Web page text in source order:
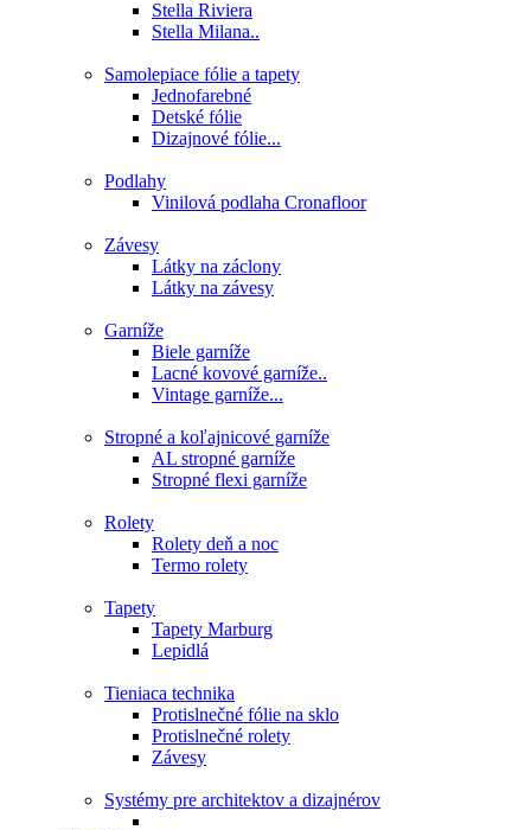
Stella Riviera
Stella Milana..
Samolepiace fólie a tapety
Jednofarebné
Detské fólie
Dizajnové fólie...
Podlahy
Vinilová podlaha Cronafloor
Závesy
Látky na záclony
Látky na závesy
Garníže
Biele garníže
Lacné kovové garníže..
Vintage garníže...
Stropné a koľajnicové garníže
AL stropné garníže
Stropné flexi garníže
Rolety
Rolety deň a noc
Termo rolety
Tapety
Tapety Marburg
Lepidlá
Tieniaca technika
Protislnečné fólie na sklo
Protislnečné rolety
Závesy
Systémy pre architektov a dizajnérov